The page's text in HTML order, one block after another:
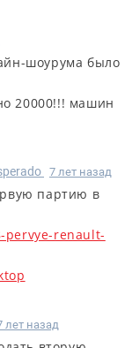
шоурума было
20000!!! машин
7 лет назад
партию в
pervye-renault-
лет назад